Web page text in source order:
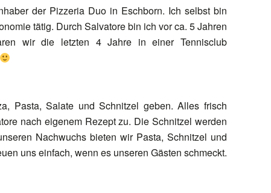
der Pizzeria Duo in Eschborn. Ich selbst bin
tätig. Durch Salvatore bin ich vor ca. 5 Jahren
wir die letzten 4 Jahre in einer Tennisclub
Pasta, Salate und Schnitzel geben. Alles frisch
nach eigenem Rezept zu. Die Schnitzel werden
Nachwuchs bieten wir Pasta, Schnitzel und
uns einfach, wenn es unseren Gästen schmeckt.